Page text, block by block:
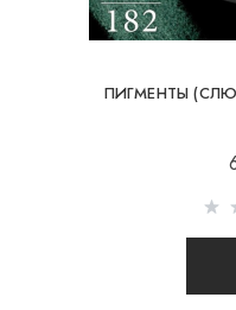
суму от 80Є
При заказе на
посылки наложенным
Отправка посылок
ПИГМЕНТЫ